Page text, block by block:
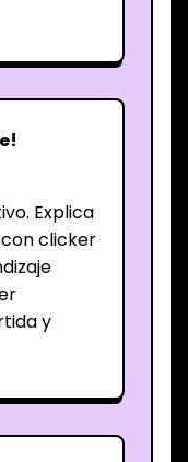
Explica
clicker
y